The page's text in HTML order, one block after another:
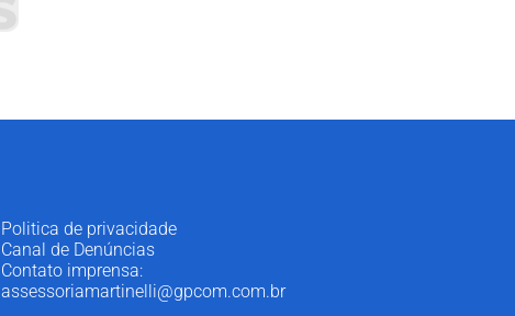
Politica de privacidade
Canal de Denúncias
Contato imprensa:
assessoriamartinelli@gpcom.com.br